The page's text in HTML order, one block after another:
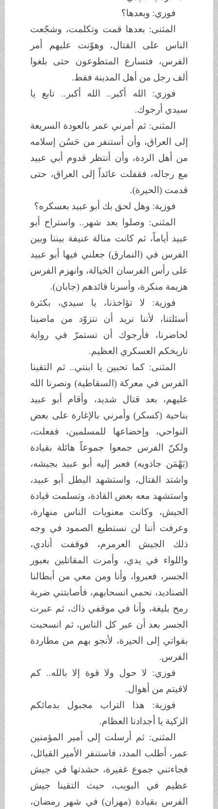
فوزي: وبعدها؟
المثنى: بعدها قمت وتكلمت، وشجّعت
الناس على القتال، وهوّنت عليهم أمر
الفرس، فتسارع المتطوعون حتى بلغوا
ألف رجل من أهل المدينة فقط.
فوزي: الله أكبر.. الله أكبر.. تابع يا
سيدي أرجوك.
المثنى: ثم أمرني عمر بالعودة السريعة
إلى العراق، وأن أستنفر من حَسُن إسلامه
من أهل الردة، وأن أنتظر قدوم أبي عبيد
مع رجاله، فقفلت عائداً إلى العراق، حتى
قدمت (الحيرة).
فوزية: وهل لحق بك أبو عبيد بعسكره؟
المثنى: وصلوا بعد شهر.. واستراح أبو
عبيد أياماً، ثم كانت منالة عنيفة بيننا وبين
الفرس في (النمارق) جعلني فيها أبو عبيد
على رأس الفرسان الخيالة، وانهزم الفرس
هزيمة منكرة، وأسرنا قائدهم (جابان).
فوزية: لا تؤاخذنا، يا سيدي، بكثرة
أسئلتنا، لأننا نريد أن نتزوّد من ماضينا
لحاضرنا، فأرجوك أن تستمرّ في رواية
تاريخكم العسكري العظيم.
المثنى: كما تحبين يا ابنتي.. ثم التقينا
الفرس في معركة (السقاطية) ونصرنا الله
عليهم، بعد قتال شديد، وأقام أبو عبيد
بناحية (كسكر) وأمرني بالإغارة على بعض
النواحي، وإخضاعها للمسلمين، ففعلت،
ولكنّ الفرس جمعوا جموعاً هائلة بقيادة
(بَهْمَن جاذويه) فعبر إليه أبو عبيد بجيشه،
واشتد القتال، واستشهد البطل أبو عبيد،
واستشهد معه بعض القادة، وتسلمت قيادة
الجيش، وكانت معنويات الناس منهارة،
وعرفت أننا لن نستطيع الصمود في وجه
ذلك الجيش العرمرم، فوقفت أنادي،
واللواء في يدي، وأمرت المقاتلين بعبور
الجسر، فعبروا، وأنا ومن معي من أبطالنا
الصناديد، نحمي انسحابهم، فأصابتني ضربة
رمح بليغة، وأنا في موقفي ذاك، ثم عبرت
الجسر بعد أن عبر كل الناس، ثم انسحبت
بقواتي إلى الحيرة، لأنجو بهم من مطاردة
الفرس.
فوزي: لا حول ولا قوة إلا بالله.. كم
لاقيتم من أهوال.
فوزية: هذا التراب مجبول بدمائكم
الزكية يا أجدادنا العظام.
المثنى: ثم أرسلت إلى أمير المؤمنين
عمر، أطلب المدد، فاستنفر الأمير القبائل،
فجاءتني جموع غفيرة، حشدتها في جيش
عظيم في البويب، حيث التقينا جيش
الفرس بقيادة (مهران) في شهر رمضان،